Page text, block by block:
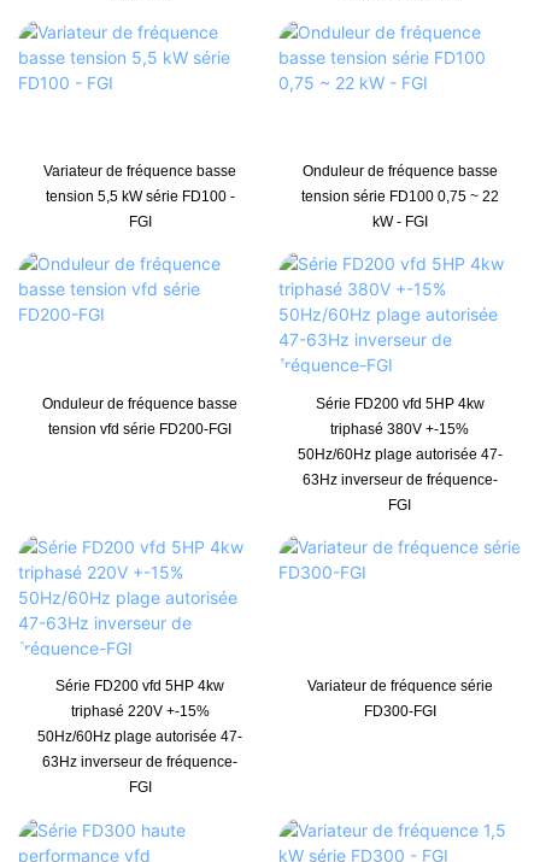
Variateur de fréquence basse
tension 5,5 kW série FD100 -
FGI
Onduleur de fréquence basse
tension série FD100 0,75 ~ 22
kW - FGI
Onduleur de fréquence basse
tension vfd série FD200-FGI
Série FD200 vfd 5HP 4kw
triphasé 380V +-15%
50Hz/60Hz plage autorisée 47-
63Hz inverseur de fréquence-
FGI
Série FD200 vfd 5HP 4kw
triphasé 220V +-15%
50Hz/60Hz plage autorisée 47-
63Hz inverseur de fréquence-
FGI
Variateur de fréquence série
FD300-FGI